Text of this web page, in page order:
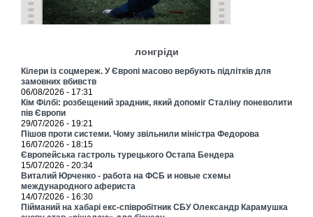
лонгріди
Кілери із соцмереж. У Європі масово вербують підлітків для
замовних вбивств
06/08/2026 - 17:31
Кім Філбі: розбещений зрадник, який допоміг Сталіну поневолити
пів Європи
29/07/2026 - 19:21
Пішов проти системи. Чому звільнили міністра Федорова
16/07/2026 - 18:15
Європейська гастроль турецького Остапа Бендера
15/07/2026 - 20:34
Виталий Юрченко - работа на ФСБ и новые схемы
международного афериста
14/07/2026 - 16:30
Пійманий на хабарі екс-співробітник СБУ Олександр Карамушка